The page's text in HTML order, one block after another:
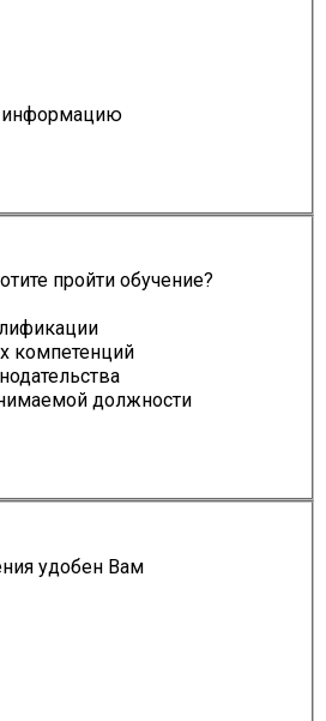
информацию
пройти обучение?
компетенций
должности
удобен Вам